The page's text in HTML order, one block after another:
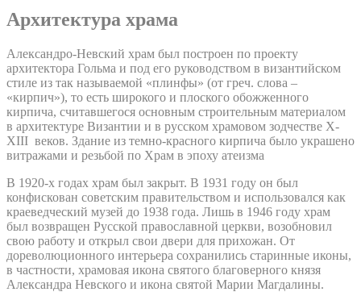
Архитектура храма
Александро-Невский храм был построен по проекту
архитектора Гольма и под его руководством в византийском
стиле из так называемой «плинфы» (от греч. слова –
«кирпич»), то есть широкого и плоского обожженного
кирпича, считавшегося основным строительным материалом
в архитектуре Византии и в русском храмовом зодчестве X-
XIII веков. Здание из темно-красного кирпича было украшено
витражами и резьбой по Храм в эпоху атеизма
В 1920-х годах храм был закрыт. В 1931 году он был
конфискован советским правительством и использовался как
краеведческий музей до 1938 года. Лишь в 1946 году храм
был возвращен Русской православной церкви, возобновил
свою работу и открыл свои двери для прихожан. От
дореволюционного интерьера сохранились старинные иконы,
в частности, храмовая икона святого благоверного князя
Александра Невского и икона святой Марии Магдалины.